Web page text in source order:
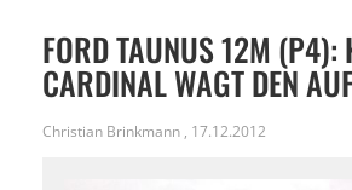
FORD TAUNUS 12M (P4):
CARDINAL WAGT DEN
Christian Brinkmann , 17.12.2012